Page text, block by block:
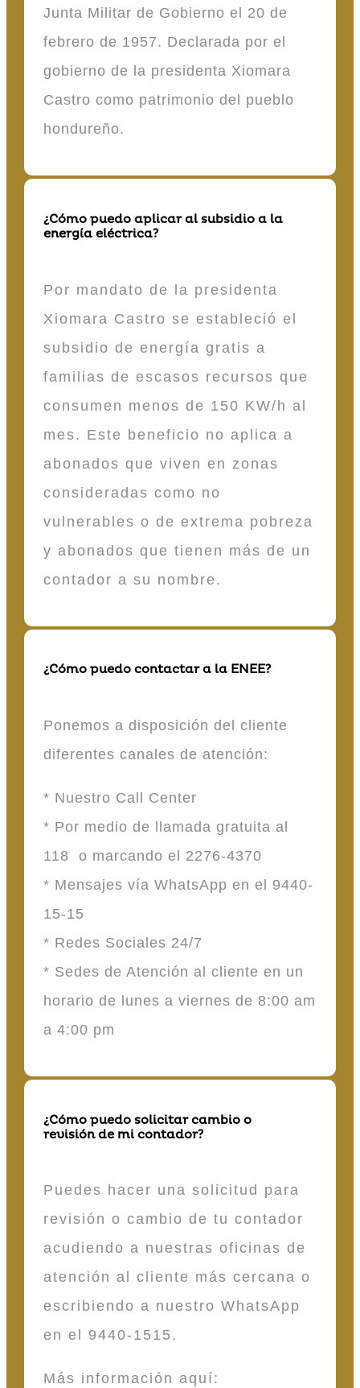
Junta Militar de Gobierno el 20 de
febrero de 1957. Declarada por el
gobierno de la presidenta Xiomara
Castro como patrimonio del pueblo
hondureño.
¿Cómo puedo aplicar al subsidio a la
energía eléctrica?
Por mandato de la presidenta
Xiomara Castro se estableció el
subsidio de energía gratis a
familias de escasos recursos que
consumen menos de 150 KW/h al
mes. Este beneficio no aplica a
abonados que viven en zonas
consideradas como no
vulnerables o de extrema pobreza
y abonados que tienen más de un
contador a su nombre.
¿Cómo puedo contactar a la ENEE?
Ponemos a disposición del cliente
diferentes canales de atención:
* Nuestro Call Center
* Por medio de llamada gratuita al
118 o marcando el 2276-4370
* Mensajes vía WhatsApp en el 9440-
15-15
* Redes Sociales 24/7
* Sedes de Atención al cliente en un
horario de lunes a viernes de 8:00 am
a 4:00 pm
¿Cómo puedo solicitar cambio o
revisión de mi contador?
Puedes hacer una solicitud para
revisión o cambio de tu contador
acudiendo a nuestras oficinas de
atención al cliente más cercana o
escribiendo a nuestro WhatsApp
en el 9440-1515.
Más información aquí: